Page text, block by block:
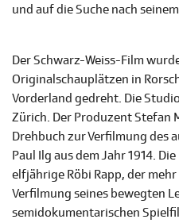
und auf die Suche nach
Der Schwarz-Weiss-Film
Originalschauplätzen in
Vorderland gedreht. Die
Zürich. Der Produzent Stefan
Drehbuch zur Verfilmung des
Paul Ilg aus dem Jahr 1914.
elfjährige Röbi Rapp, der
Verfilmung seines bewegten
semidokumentarischen